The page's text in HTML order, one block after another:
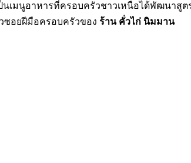
นเมนูอาหารที่ครอบครัวชาวเหนือได้พัฒนาสู
ซอยฝีมือครอบครัวของ ร้าน คั่วไก่ นิมมาน